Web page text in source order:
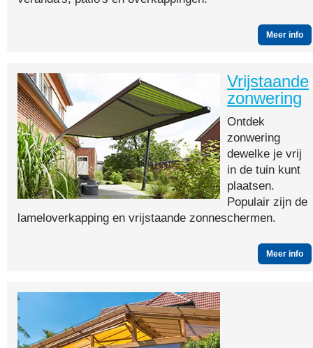
Meer info
Vrijstaande
zonwering
Ontdek
zonwering
dewelke je vrij
in de tuin kunt
plaatsen.
Populair zijn de
lameloverkapping en vrijstaande zonneschermen.
Meer info